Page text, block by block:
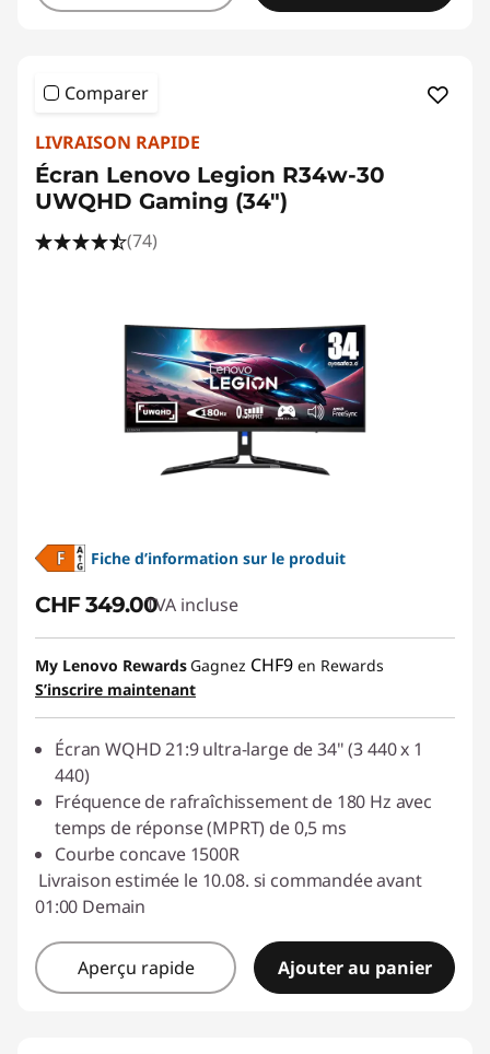
Comparer
LIVRAISON RAPIDE
Écran Lenovo Legion R34w-30
UWQHD Gaming (34")
(74)
Fiche d’information sur le produit
CHF 349.00TVA incluse
My Lenovo Rewards Gagnez CHF9 en Rewards
S’inscrire maintenant
Écran WQHD 21:9 ultra-large de 34" (3 440 x 1
440)
Fréquence de rafraîchissement de 180 Hz avec
temps de réponse (MPRT) de 0,5 ms
Courbe concave 1500R
Livraison estimée le 10.08. si commandée avant
01:00 Demain
Aperçu rapide Ajouter au panier